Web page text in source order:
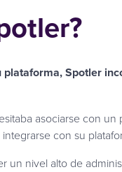
Spotler
asociarse con
con su
un nivel alto de